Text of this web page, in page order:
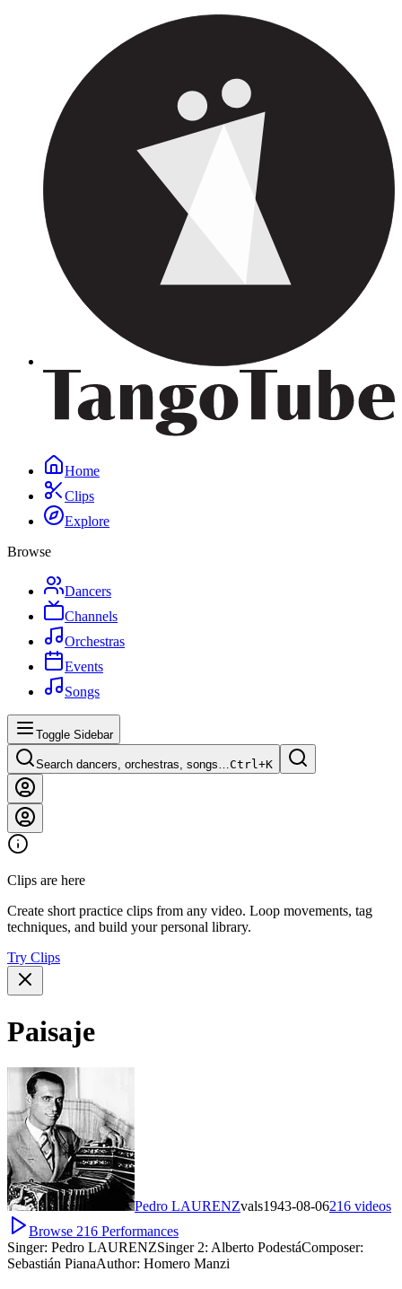
Home
Clips
Explore
Browse
Dancers
Channels
Orchestras
Events
Songs
Toggle Sidebar
Search dancers, orchestras, songs…Ctrl+K
Clips are here
Create short practice clips from any video. Loop movements, tag
techniques, and build your personal library.
Try Clips
Paisaje
Pedro LAURENZvals1943-08-06216 videos
Browse 216 Performances
Singer: Pedro LAURENZSinger 2: Alberto PodestáComposer:
Sebastián PianaAuthor: Homero Manzi